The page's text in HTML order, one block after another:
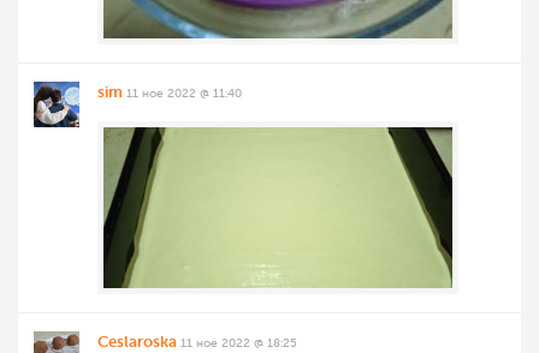
sim 11 ное 2022 @ 11:40
Ceslaroska 11 ное 2022 @ 18:25